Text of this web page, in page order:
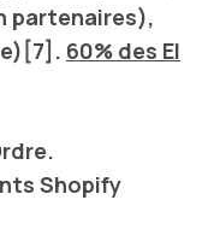
partenaires),
60% des EI
.
Shopify